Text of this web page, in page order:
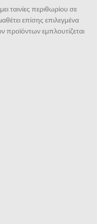
ταινίες περιθωρίου σε
επίσης επιλεγμένα
προϊόντων εμπλουτίζεται